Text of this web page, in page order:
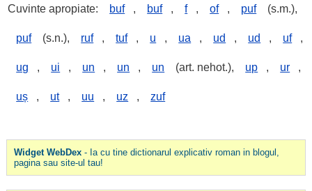
Cuvinte apropiate: buf , buf , f , of , puf (s.m.),
puf (s.n.), ruf , tuf , u , ua , ud , ud , uf ,
ug , ui , un , un , un (art. nehot.), up , ur ,
uș , ut , uu , uz , zuf
Widget WebDex- Ia cu tine dictionarul explicativ roman in blogul,
pagina sau site-ul tau!